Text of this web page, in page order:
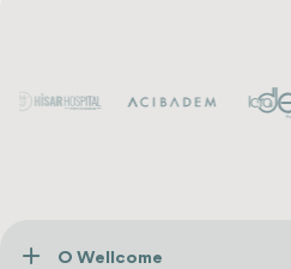
О Wellcome